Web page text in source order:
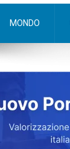
MONDO